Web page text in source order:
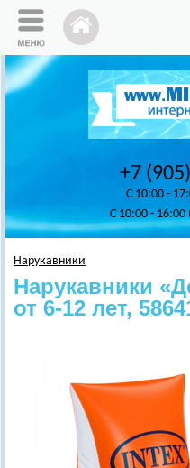
+7
C 10:00 -
C 10:00 -
Нарукавники
Нарукавники
от 6-12 лет,